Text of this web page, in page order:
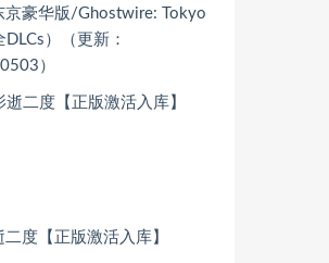
京豪华版/Ghostwire: Tokyo
DLCs）（更新：
）
二度【正版激活入库】